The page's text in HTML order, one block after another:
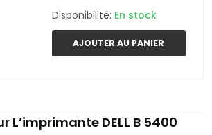
Disponibilité: En stock
AJOUTER AU PANIER
L’imprimante DELL B 5400